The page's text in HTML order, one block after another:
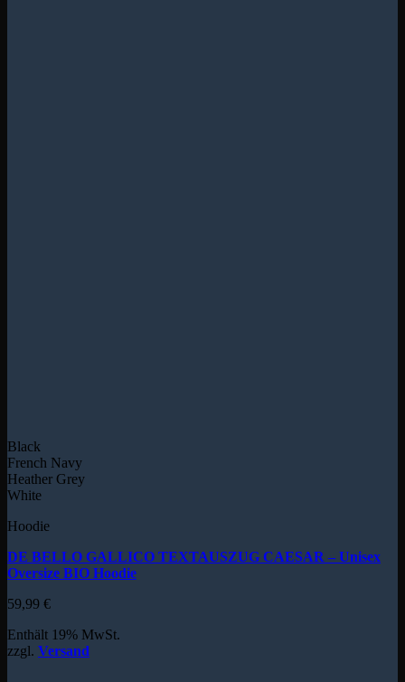
Black
French Navy
Heather Grey
White
Hoodie
DE BELLO GALLICO TEXTAUSZUG CAESAR – Unisex
Oversize BIO Hoodie
59,99 €
Enthält 19% MwSt.
zzgl. Versand